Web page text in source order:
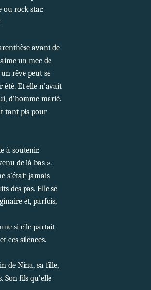
ou rock star.
avant de
un mec de
rêve peut se
Et elle n’avait
d’homme marié.
tant pis pour
à soutenir.
de là bas ».
s’était jamais
des pas. Elle se
et, parfois,
si elle partait
ces silences.
de Nina, sa fille,
Son fils qu’elle